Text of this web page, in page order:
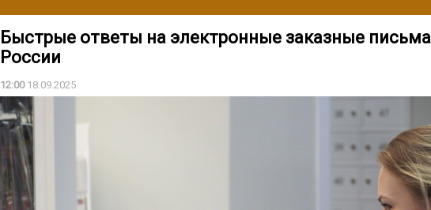
Быстрые ответы на электронные заказные
России
12:0018.09.2025